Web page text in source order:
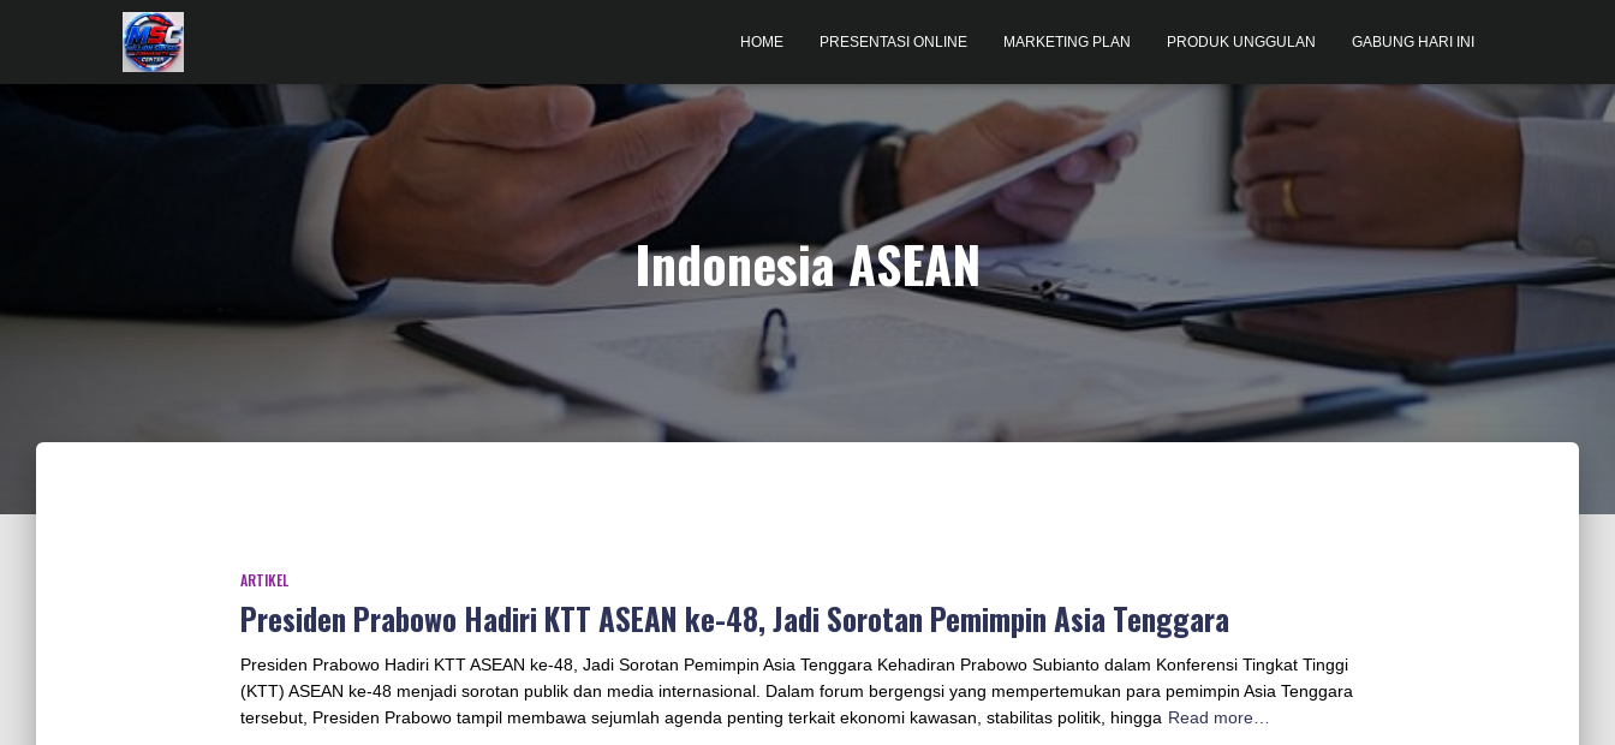
HOME PRESENTASI ONLINE MARKETING PLAN PRODUK UNGGULAN GABUNG HARI INI
Indonesia ASEAN
ARTIKEL
Presiden Prabowo Hadiri KTT ASEAN ke-48, Jadi Sorotan Pemimpin Asia Tenggara
Presiden Prabowo Hadiri KTT ASEAN ke-48, Jadi Sorotan Pemimpin Asia Tenggara Kehadiran Prabowo Subianto dalam Konferensi Tingkat Tinggi
(KTT) ASEAN ke-48 menjadi sorotan publik dan media internasional. Dalam forum bergengsi yang mempertemukan para pemimpin Asia Tenggara
tersebut, Presiden Prabowo tampil membawa sejumlah agenda penting terkait ekonomi kawasan, stabilitas politik, hingga Read more…